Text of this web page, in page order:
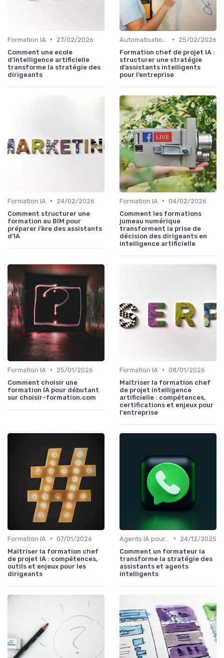
Formation IA •
27/02/2026
Comment une ecole
d’intelligence artificielle
transforme la stratégie des
dirigeants
•
25/02/2026
Formation chef de projet IA :
structurer une stratégie
d’assistants intelligents
pour l’entreprise
Formation IA •
24/02/2026
Comment structurer une
formation au BIM pour
préparer l’ère des assistants
d’IA
Formation IA • 04/02/2026
Comment les formations
jumeau numérique
transforment la prise de
décision des dirigeants en
intelligence artificielle
Formation IA •
25/01/2026
Comment choisir une
formation IA pour débutant
sur choisir-formation.com
Formation IA • 08/01/2026
Maîtriser la formation chef
de projet intelligence
artificielle : compétences,
certifications et enjeux pour
l'entreprise
Formation IA • 07/01/2026
Maîtriser la formation chef
de projet IA : compétences,
outils et enjeux pour les
dirigeants
•
24/12/2025
Comment un formateur ia
transforme la stratégie des
assistants et agents
intelligents